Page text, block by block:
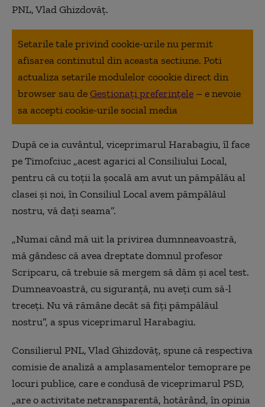
PNL, Vlad Ghizdovăț.
Setarile tale privind cookie-urile nu permit
afisarea continutul din aceasta sectiune. Poti
actualiza setarile modulelor coookie direct din
browser sau deGestionați preferințele – e nevoie
sa accepti cookie-urile social media
După ce ia cuvântul, viceprimarul Harabagiu, îl face
pe Timofciuc „acest agarici al Consiliului Local,
pentru că cu toții la șocală am avut un pămpălău al
clasei și noi, în Consiliul Local avem pămpălăul
nostru, vă dați seama”.
„Numai când mă uit la privirea dumnneavoastră,
mă gândesc că avea dreptate domnul profesor
Scripcaru, că trebuie să mergem să dăm și acel test.
Dumneavoastră, cu siguranță, nu aveți cum să-l
treceți. Nu vă rămâne decât să fiți pămpălăul
nostru”, a spus viceprimarul Harabagiu.
Consilierul PNL, Vlad Ghizdovăț, spune că respectiva
comisie de analiză a amplasamentelor temoprare pe
locuri publice, care e condusă de viceprimarul PSD,
„are o activitate netransparentă, hotărând, în opinia